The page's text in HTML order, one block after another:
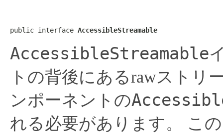
public interface AccessibleStreamable
AccessibleStreamable
トの背後にあるrawストリ
ンポーネントの
れる必要があります。
こ